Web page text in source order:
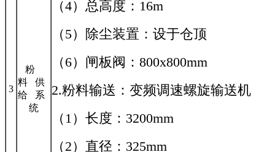
3
粉
料 供
给 系
统
（4）总高度：16m
（5）除尘装置：设于仓顶
（6）闸板阀：800x800mm
2.粉料输送：变频调速螺旋输送机
（1）长度：3200mm
（2）直径：325mm